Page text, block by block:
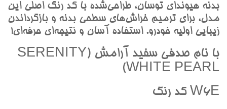
بدنه هيونداي توسان، طراحي‌شده با کد رنگ اصلي اين
مدل، براي ترميم خراش‌هاي سطحي بدنه و بازگرداندن
زيبايي اوليه خودرو. استفاده آسان و نتيجه‌اي حرفه‌اي!
با نام صدفي سفيد آرامش (SERENITY
WHITE PEARL)
W6E کد رنگ